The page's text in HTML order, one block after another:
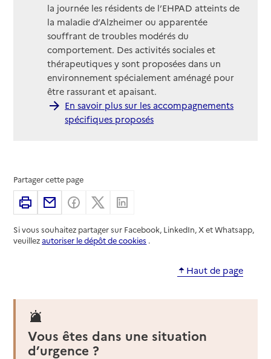
la journée les résidents de l’EHPAD atteints de
la maladie d’Alzheimer ou apparentée
souffrant de troubles modérés du
comportement. Des activités sociales et
thérapeutiques y sont proposées dans un
environnement spécialement aménagé pour
être rassurant et apaisant.
En savoir plus sur les accompagnements
spécifiques proposés
Partager cette page
ImprimerPartager par email
Partager sur Facebook
Partager sur X
Si vous souhaitez partager sur Facebook, LinkedIn, X et Whatsapp,
veuillezautoriser le dépôt de cookies .
Haut de page
Vous êtes dans une situation
d’urgence ?